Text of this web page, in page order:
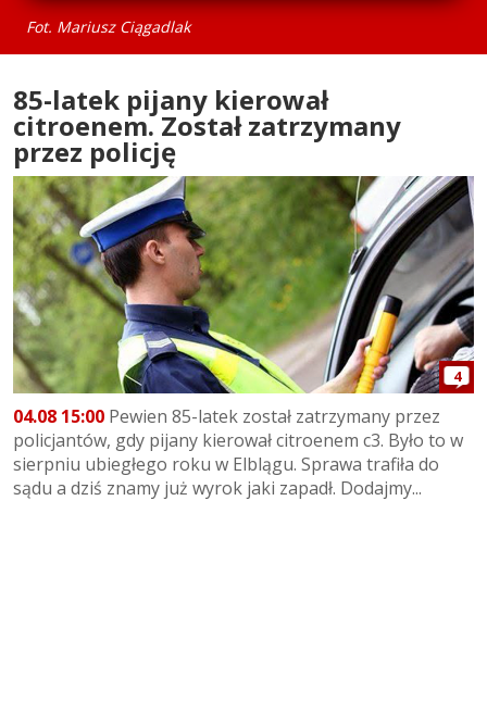
Fot. Mariusz Ciągadlak
85-latek pijany kierował
citroenem. Został zatrzymany
przez policję
4
04.08 15:00 Pewien 85-latek został zatrzymany przez
policjantów, gdy pijany kierował citroenem c3. Było to w
sierpniu ubiegłego roku w Elblągu. Sprawa trafiła do
sądu a dziś znamy już wyrok jaki zapadł. Dodajmy...